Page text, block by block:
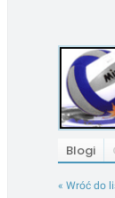
Blogi
« Wróć do